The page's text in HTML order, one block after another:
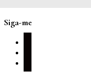
Siga-me